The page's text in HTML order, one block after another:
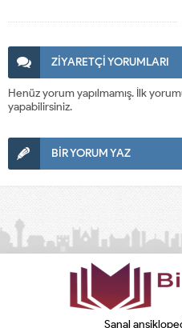
ZİYARETÇİ YORUMLARI
Henüz yorum yapılmamış. İlk
yapabilirsiniz.
BİR YORUM YAZ
Sanal